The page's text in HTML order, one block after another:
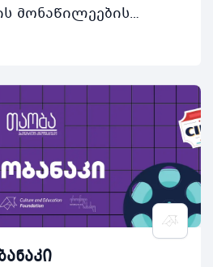
მონაწილეების
2024 წლის 20დან 26